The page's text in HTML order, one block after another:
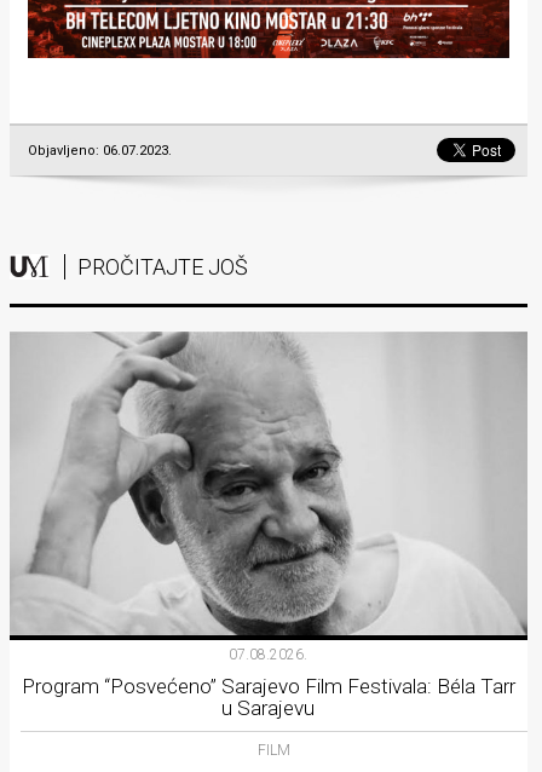
Objavljeno: 06.07.2023.
PROČITAJTE JOŠ
07.08.2026.
Program “Posvećeno” Sarajevo Film Festivala: Béla Tarr
u Sarajevu
FILM